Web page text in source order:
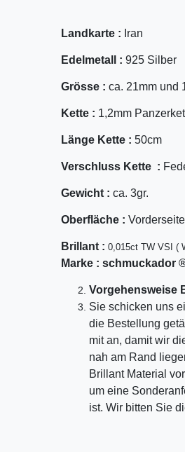
Landkarte : Iran
Edelmetall : 925 Silber
Grösse : ca. 21mm und
Kette : 1,2mm
Länge Kette : 50cm
Verschluss Kette :
Gewicht : ca. 3gr.
Oberfläche :
Bril lant : 0,015ct TW VSI (
Marke : schmuckador
Vorgehensweise
Sie schicken uns
die Bestellung
mit an, damit wir
nah am Rand
Brillant Material
um eine
ist. Wir bitten Sie